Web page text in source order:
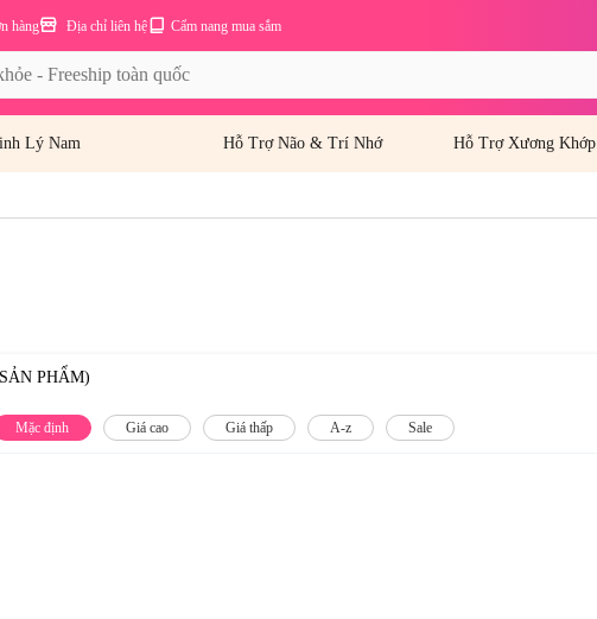
Cẩm nang mua sắm
Địa chỉ liên hệ
hàng
Lý Nam Hỗ Trợ Não & Trí Nhớ Hỗ Trợ Xương Khớp
PHẨM)
Mặc định Giá cao Giá thấp A-z Sale